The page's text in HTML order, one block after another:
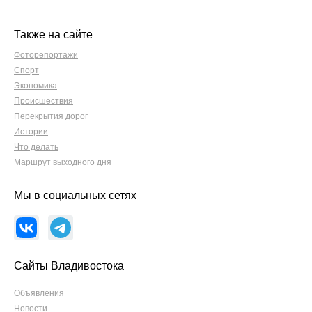
Также на сайте
Фоторепортажи
Спорт
Экономика
Происшествия
Перекрытия дорог
Истории
Что делать
Маршрут выходного дня
Мы в социальных сетях
Сайты Владивостока
Объявления
Новости